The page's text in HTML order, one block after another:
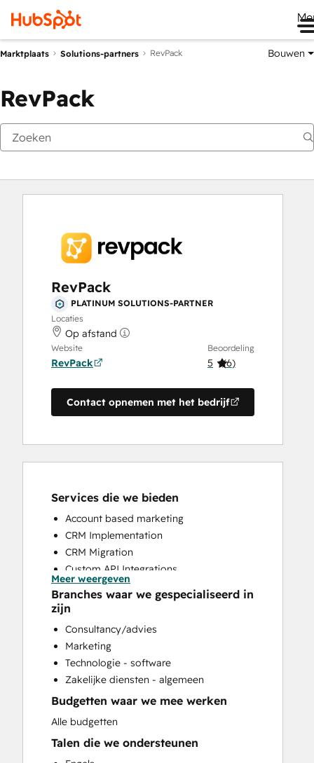
Marktplaats Solutions-partners RevPack Bouwen
RevPack
RevPack
PLATINUM SOLUTIONS-PARTNER
Locaties
Op afstand
Website
RevPack
Beoordeling
5 (6)
Contact opnemen met het bedrijf
Services die we bieden
Account based marketing
CRM Implementation
CRM Migration
Custom API Integrations
Customer Marketing
Customer Survey and Analysis
Full Inbound Marketing Services
HubSpot Onboarding
Knowledge Base Development
Sales and Marketing Alignment
Sales Coaching and Training
Sales Enablement
Meer weergeven
Branches waar we gespecialiseerd in
zijn
Consultancy/advies
Marketing
Technologie - software
Zakelijke diensten - algemeen
Budgetten waar we mee werken
Alle budgetten
Talen die we ondersteunen